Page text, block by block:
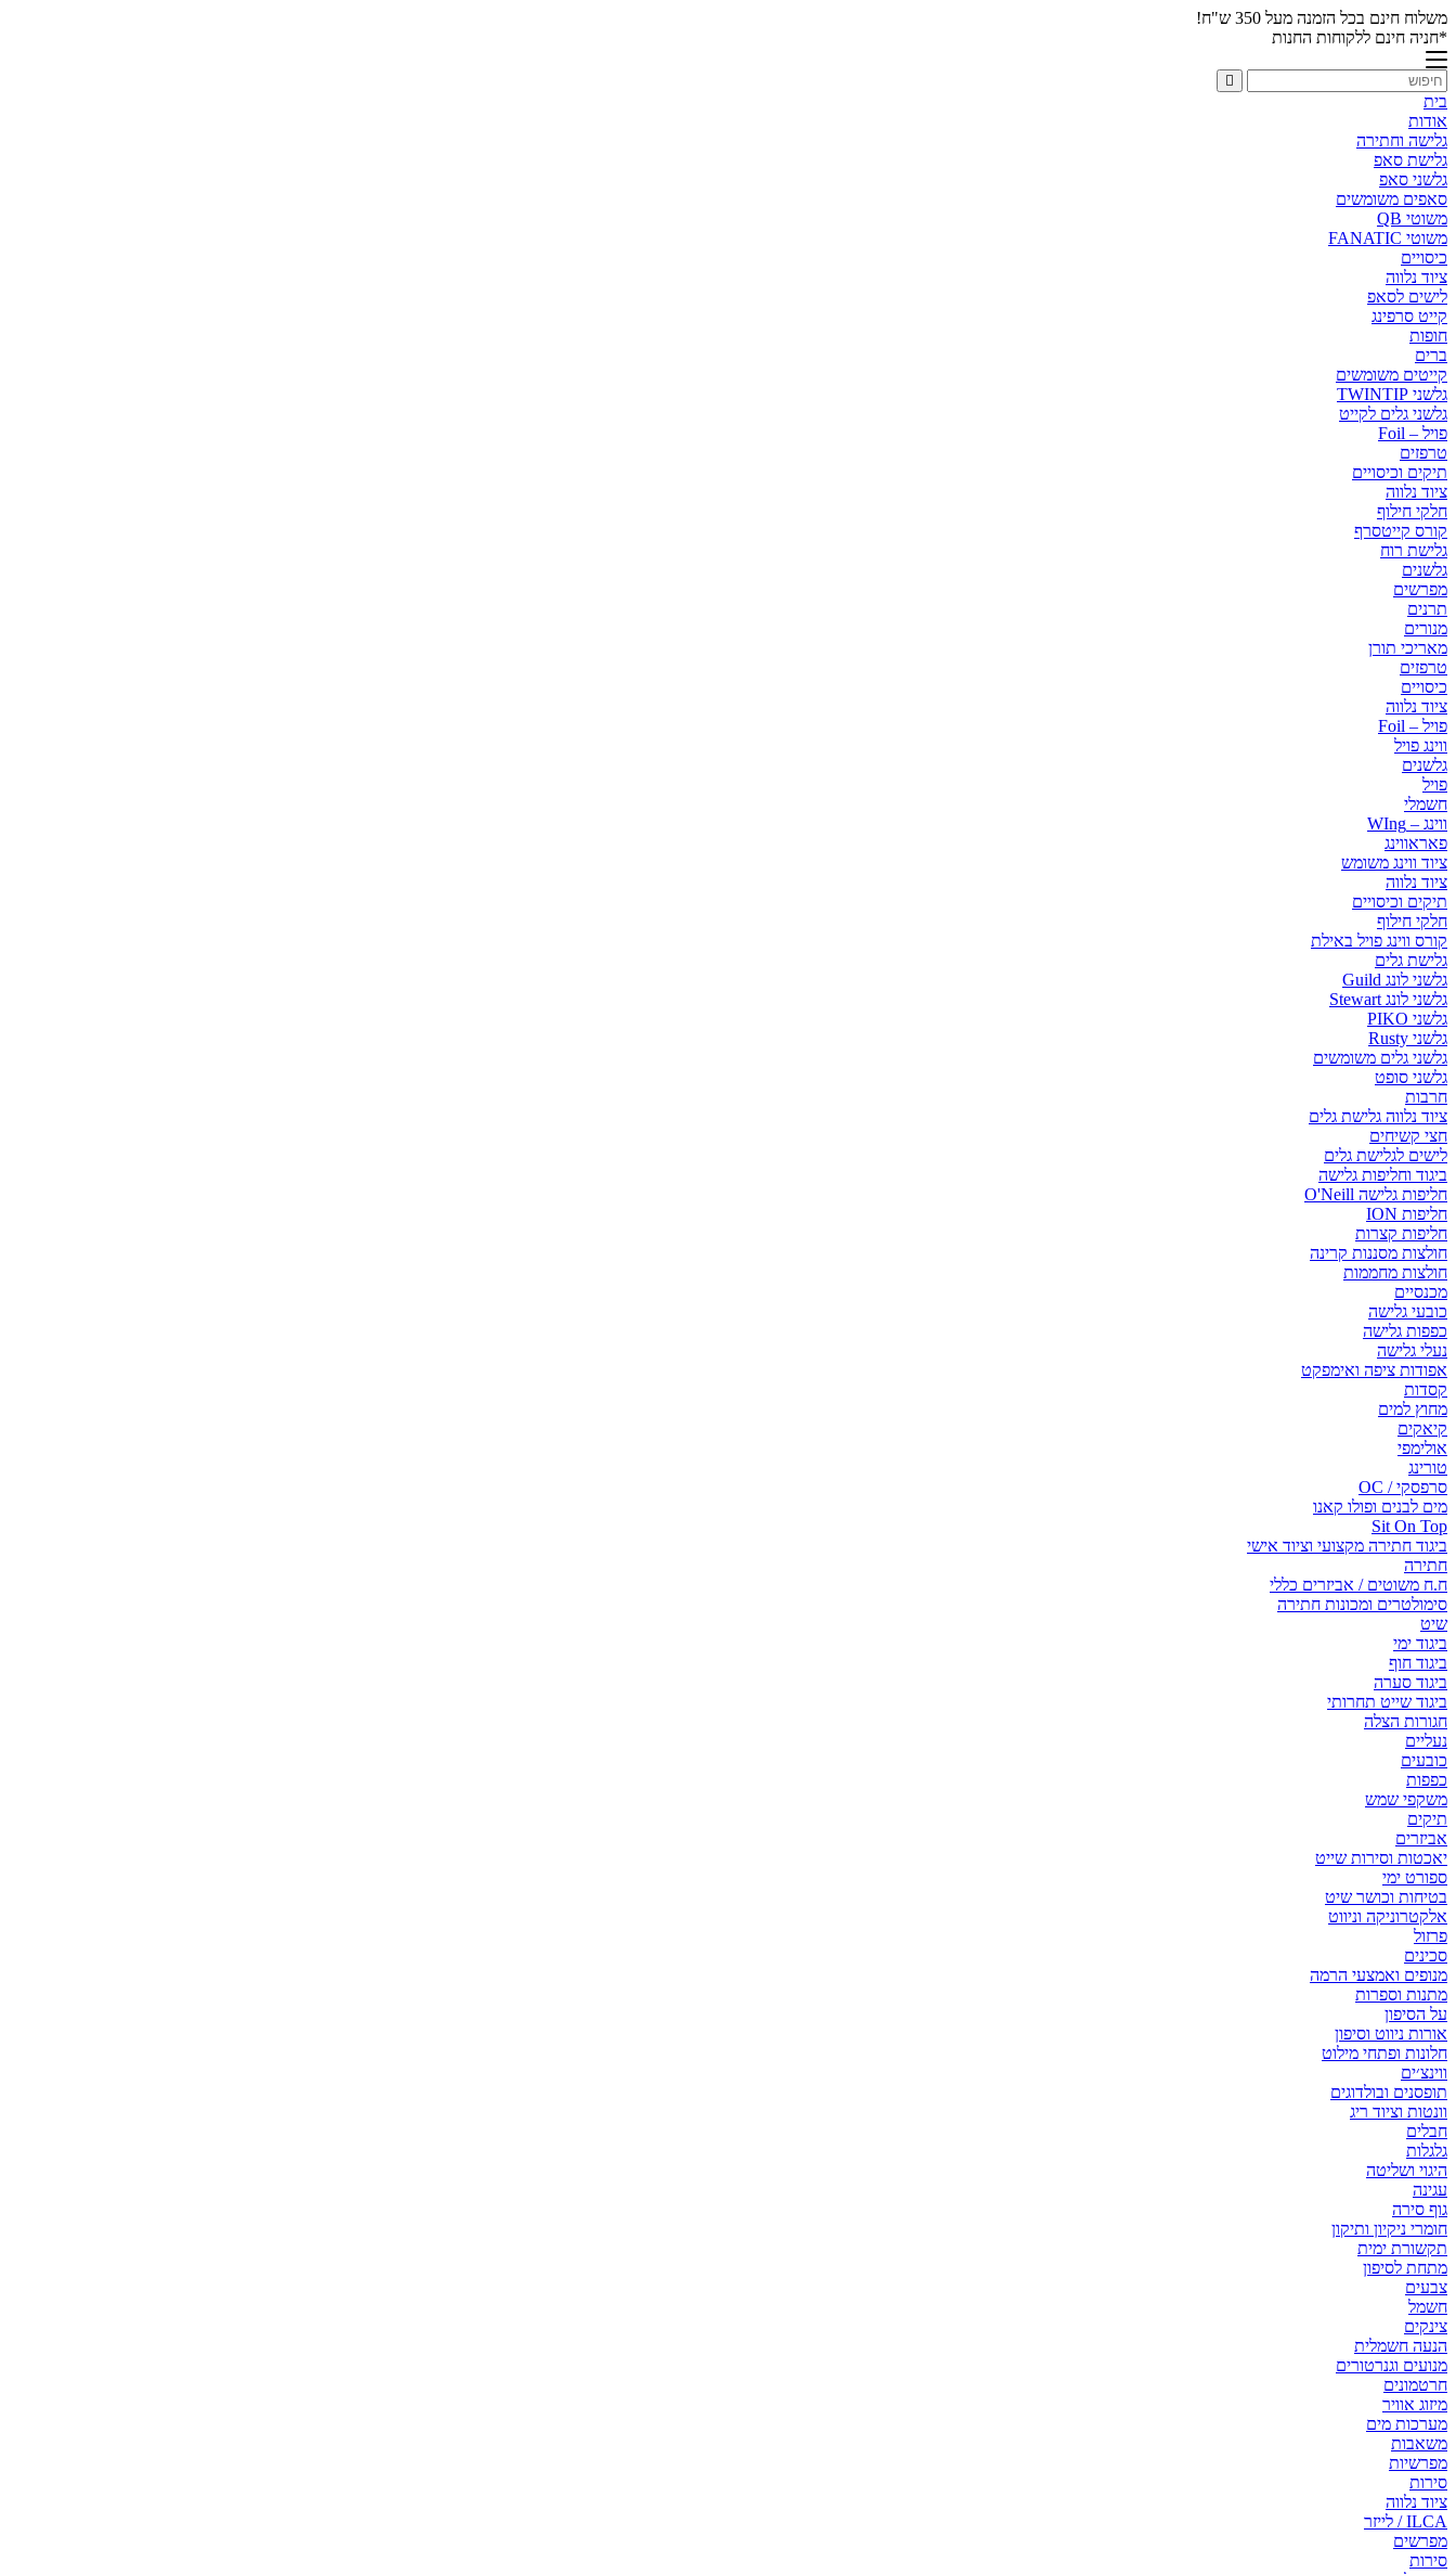
משלוח חינם בכל הזמנה מעל 350 ש"ח!
*חניה חינם ללקוחות החנות
בית
אודות
גלישה וחתירה
גלישת סאפ
גלשני סאפ
סאפים משומשים
משוטי QB
משוטי FANATIC
כיסויים
ציוד נלווה
לישים לסאפ
קייט סרפינג
חופות
ברים
קייטים משומשים
גלשני TWINTIP
גלשני גלים לקייט
פויל – Foil
טרפזים
תיקים וכיסויים
ציוד נלווה
חלקי חילוף
קורס קייטסרף
גלישת רוח
גלשנים
מפרשים
תרנים
מנורים
מאריכי תורן
טרפזים
כיסויים
ציוד נלווה
פויל – Foil
ווינג פויל
גלשנים
פויל
חשמלי
ווינג – WIng
פאראווינג
ציוד ווינג משומש
ציוד נלווה
תיקים וכיסויים
חלקי חילוף
קורס ווינג פויל באילת
גלישת גלים
גלשני לונג Guild
גלשני לונג Stewart
גלשני PIKO
גלשני Rusty
גלשני גלים משומשים
גלשני סופט
חרבות
ציוד נלווה גלישת גלים
חצי קשיחים
לישים לגלישת גלים
ביגוד וחליפות גלישה
חליפות גלישה O'Neill
חליפות ION
חליפות קצרות
חולצות מסננות קרינה
חולצות מחממות
מכנסיים
כובעי גלישה
כפפות גלישה
נעלי גלישה
אפודות ציפה ואימפקט
קסדות
מחוץ למים
קיאקים
אולימפי
טורינג
סרפסקי / OC
מים לבנים ופולו קאנו
Sit On Top
ביגוד חתירה מקצועי וציוד אישי
חתירה
ח.ח משוטים / אביזרים כללי
סימולטרים ומכונות חתירה
שיט
ביגוד ימי
ביגוד חוף
ביגוד סערה
ביגוד שייט תחרותי
חגורות הצלה
נעליים
כובעים
כפפות
משקפי שמש
תיקים
אביזרים
יאכטות וסירות שייט
ספורט ימי
בטיחות וכושר שיט
אלקטרוניקה וניווט
פרזול
סכינים
מנופים ואמצעי הרמה
מתנות וספרות
על הסיפון
אורות ניווט וסיפון
חלונות ופתחי מילוט
ווינצ׳ים
תופסנים ובולדוגים
וונטות וציוד ריג
חבלים
גלגלות
היגוי ושליטה
עגינה
גוף סירה
חומרי ניקיון ותיקון
תקשורת ימית
מתחת לסיפון
צבעים
חשמל
צינקים
הנעה חשמלית
מנועים וגנרטורים
חרטמונים
מיזוג אוויר
מערכות מים
משאבות
מפרשיות
סירות
ציוד נלווה
ILCA / לייזר
מפרשים
סירות